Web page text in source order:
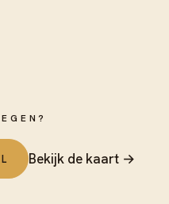
Bekijk de kaart →